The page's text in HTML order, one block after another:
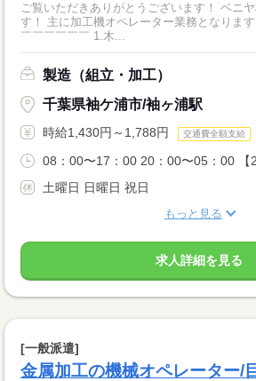
ご覧いただきありがとうございます！ ベニヤ板仕分けのお仕事で
す！ 主に加工機オペレーター業務となります！ ▼業務内容 ￣￣
￣￣￣￣￣￣ 1.木...
製造（組立・加工）
千葉県袖ケ浦市/袖ヶ浦駅
時給1,430円～1,788円 交通費全額支給
08：00〜17：00 20：00〜05：00 【2
土曜日 日曜日 祝日
もっと見る
求人詳細を見る
[一般派遣]
金属加工の機械オペレーター/